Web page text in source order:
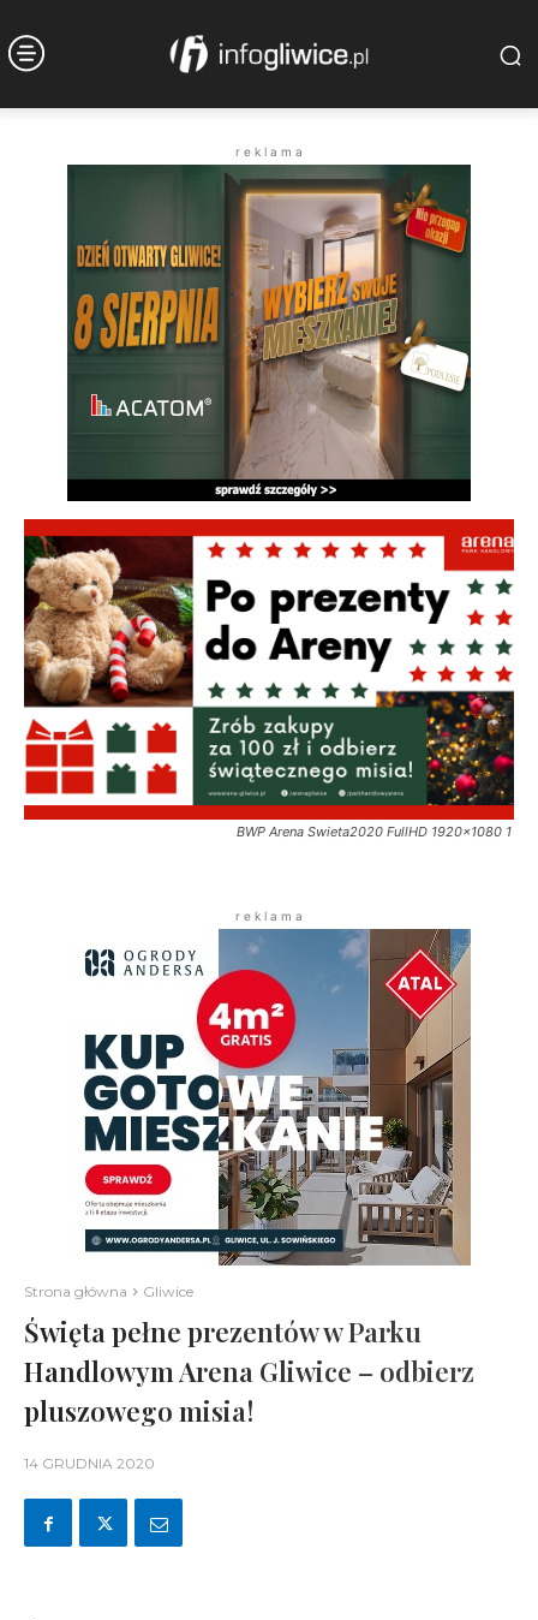
r e k l a m a
BWP Arena Swieta2020 FullHD 1920x1080 1
r e k l a m a
Strona główna Gliwice
Święta pełne prezentów w Parku
Handlowym Arena Gliwice – odbierz
pluszowego misia!
14 GRUDNIA 2020